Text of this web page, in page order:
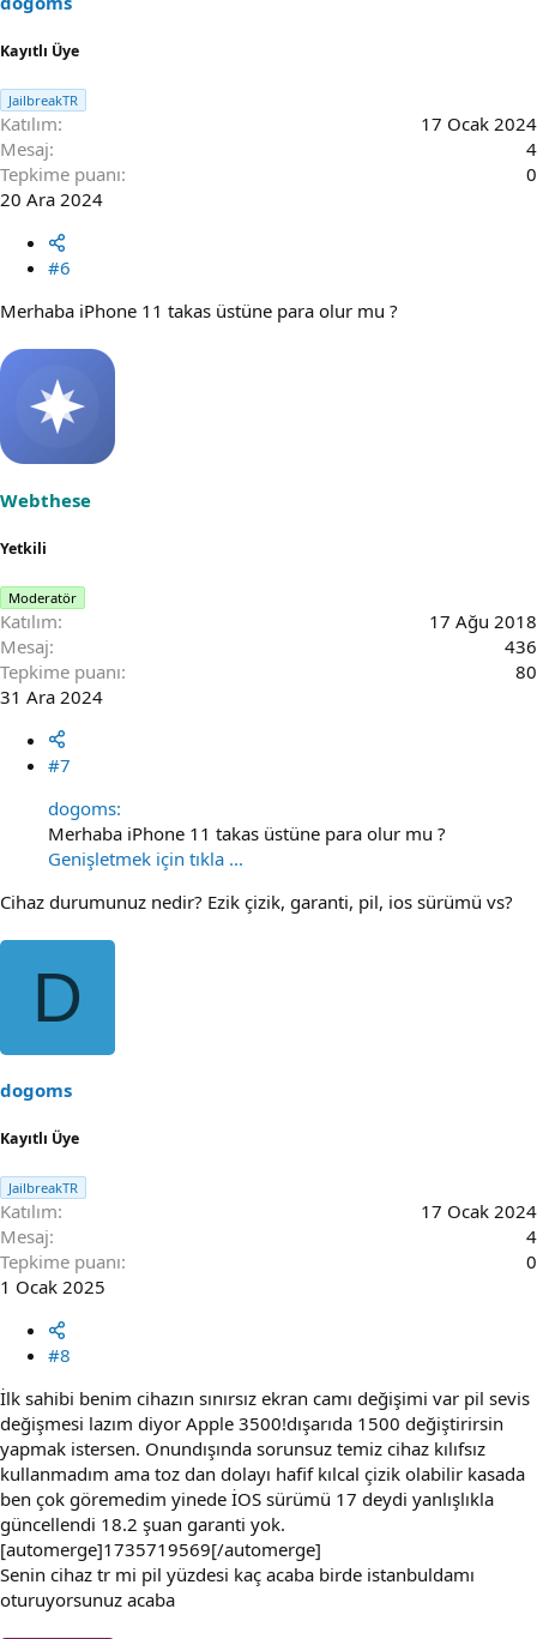
Kayıtlı Üye
JailbreakTR
Katılım
17 Ocak 2024
Mesaj
4
Tepkime puanı
0
20 Ara 2024
#6
Merhaba iPhone 11 takas üstüne para olur mu ?
Webthese
Yetkili
Moderatör
Katılım
17 Ağu 2018
Mesaj
436
Tepkime puanı
80
31 Ara 2024
#7
dogoms:
Merhaba iPhone 11 takas üstüne para olur mu ?
Genişletmek için tıkla ...
Cihaz durumunuz nedir? Ezik çizik, garanti, pil, ios sürümü vs?
D
dogoms
Kayıtlı Üye
JailbreakTR
Katılım
17 Ocak 2024
Mesaj
4
Tepkime puanı
0
1 Ocak 2025
#8
İlk sahibi benim cihazın sınırsız ekran camı değişimi var pil sevis
değişmesi lazım diyor Apple 3500!dışarıda 1500 değiştirirsin
yapmak istersen. Onundışında sorunsuz temiz cihaz kılıfsız
kullanmadım ama toz dan dolayı hafif kılcal çizik olabilir kasada
ben çok göremedim yinede İOS sürümü 17 deydi yanlışlıkla
güncellendi 18.2 şuan garanti yok.
[automerge]1735719569[/automerge]
Senin cihaz tr mi pil yüzdesi kaç acaba birde istanbuldamı
oturuyorsunuz acaba